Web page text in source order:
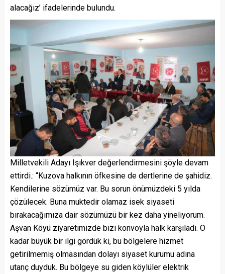
alacağız’ ifadelerinde bulundu.
Milletvekili Adayı Işıkver değerlendirmesini şöyle devam
ettirdi.: “Kuzova halkının öfkesine de dertlerine de şahidiz.
Kendilerine sözümüz var. Bu sorun önümüzdeki 5 yılda
çözülecek. Buna muktedir olamaz isek siyaseti
bırakacağımıza dair sözümüzü bir kez daha yineliyorum.
Aşvan Köyü ziyaretimizde bizi konvoyla halk karşıladı. O
kadar büyük bir ilgi gördük ki, bu bölgelere hizmet
getirilmemiş olmasından dolayı siyaset kurumu adına
utanç duyduk. Bu bölgeye su giden köylüler elektrik